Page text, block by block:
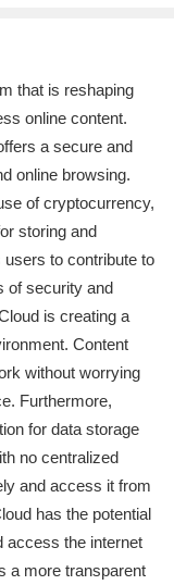
that is reshaping
online content.
a secure and
online browsing.
of cryptocurrency,
storing and
to contribute to
of security and
is creating a
Content
without worrying
Furthermore,
for data storage
no centralized
and access it from
has the potential
access the internet
a more transparent